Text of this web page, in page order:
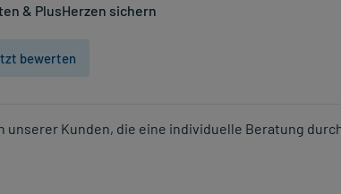
& PlusHerzen sichern
bewerten
unserer Kunden, die eine individuelle Beratung